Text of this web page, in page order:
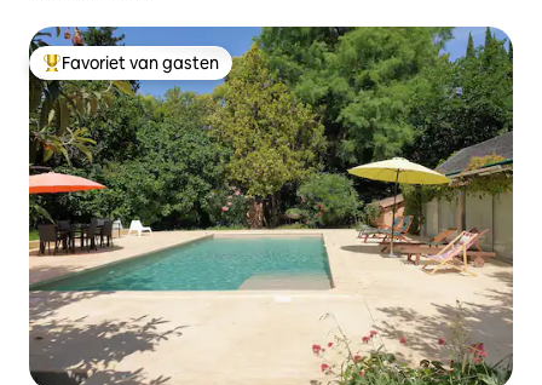
Topfavoriet van gasten
Favoriet van gasten